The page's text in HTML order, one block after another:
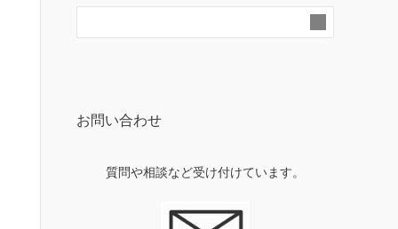
お問い合わせ
質問や相談など受け付けています。